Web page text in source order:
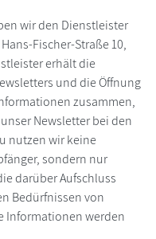
wir den Dienstleister
Fischer-Straße 10,
erhält die
und die Öffnung
zusammen,
Newsletter bei den
nutzen wir keine
sondern nur
darüber Aufschluss
Bedürfnissen von
Informationen werden